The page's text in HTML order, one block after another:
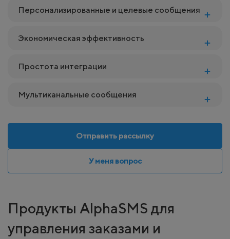
Персонализированные и целевые сообщения
Экономическая эффективность
Простота интеграции
Мультиканальные сообщения
Отправить рассылку
У меня вопрос
Продукты AlphaSMS для
управления заказами и